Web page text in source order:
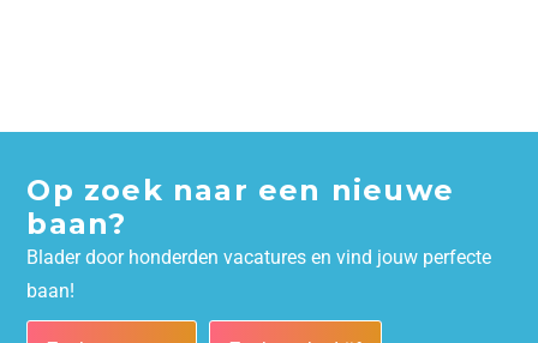
Op zoek naar een nieuwe
baan?
Blader door honderden vacatures en vind jouw perfecte
baan!